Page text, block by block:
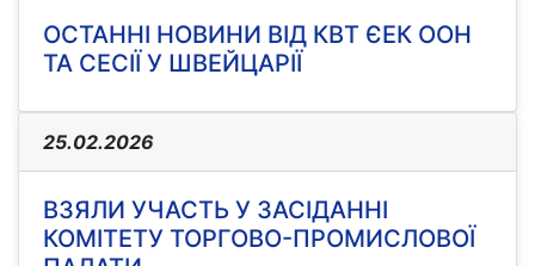
ОСТАННІ НОВИНИ ВІД КВТ ЄЕК ООН
ТА СЕСІЇ У ШВЕЙЦАРІЇ
25.02.2026
ВЗЯЛИ УЧАСТЬ У ЗАСІДАННІ
КОМІТЕТУ ТОРГОВО-ПРОМИСЛОВОЇ